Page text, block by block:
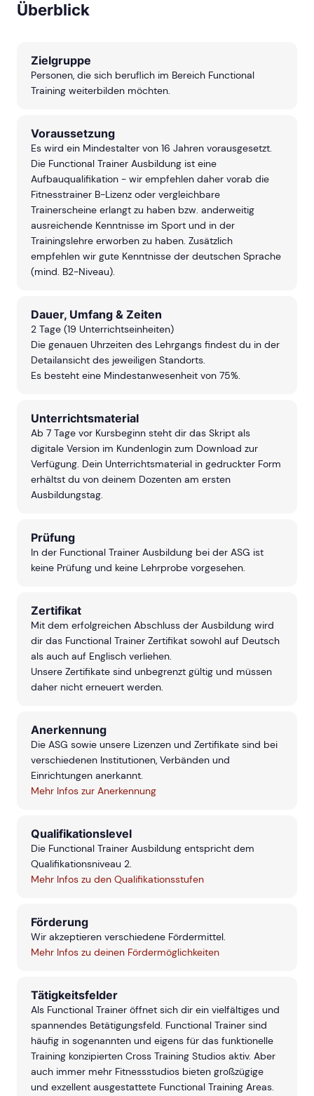
Überblick
Zielgruppe
Personen, die sich beruflich im Bereich Functional
Training weiterbilden möchten.
Voraussetzung
Es wird ein Mindestalter von 16 Jahren vorausgesetzt.
Die Functional Trainer Ausbildung ist eine
Aufbauqualifikation - wir empfehlen daher vorab die
Fitnesstrainer B-Lizenz oder vergleichbare
Trainerscheine erlangt zu haben bzw. anderweitig
ausreichende Kenntnisse im Sport und in der
Trainingslehre erworben zu haben. Zusätzlich
empfehlen wir gute Kenntnisse der deutschen Sprache
(mind. B2-Niveau).
Dauer, Umfang & Zeiten
2 Tage (19 Unterrichtseinheiten)
Die genauen Uhrzeiten des Lehrgangs findest du in der
Detailansicht des jeweiligen Standorts.
Es besteht eine Mindestanwesenheit von 75%.
Unterrichtsmaterial
Ab 7 Tage vor Kursbeginn steht dir das Skript als
digitale Version im Kundenlogin zum Download zur
Verfügung. Dein Unterrichtsmaterial in gedruckter Form
erhältst du von deinem Dozenten am ersten
Ausbildungstag.
Prüfung
In der Functional Trainer Ausbildung bei der ASG ist
keine Prüfung und keine Lehrprobe vorgesehen.
Zertifikat
Mit dem erfolgreichen Abschluss der Ausbildung wird
dir das Functional Trainer Zertifikat sowohl auf Deutsch
als auch auf Englisch verliehen.
Unsere Zertifikate sind unbegrenzt gültig und müssen
daher nicht erneuert werden.
Anerkennung
Die ASG sowie unsere Lizenzen und Zertifikate sind bei
verschiedenen Institutionen, Verbänden und
Einrichtungen anerkannt.
Mehr Infos zur Anerkennung
Qualifikationslevel
Die Functional Trainer Ausbildung entspricht dem
Qualifikationsniveau 2.
Mehr Infos zu den Qualifikationsstufen
Förderung
Wir akzeptieren verschiedene Fördermittel.
Mehr Infos zu deinen Fördermöglichkeiten
Tätigkeitsfelder
Als Functional Trainer öffnet sich dir ein vielfältiges und
spannendes Betätigungsfeld. Functional Trainer sind
häufig in sogenannten und eigens für das funktionelle
Training konzipierten Cross Training Studios aktiv. Aber
auch immer mehr Fitnessstudios bieten großzügige
und exzellent ausgestattete Functional Training Areas.